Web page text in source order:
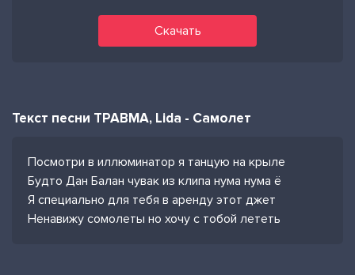
Скачать
Текст песни ТРАВМА, Lida - Самолет
Посмотри в иллюминатор я танцую на крыле
Будто Дан Балан чувак из клипа нума нума ё
Я специально для тебя в аренду этот джет
Ненавижу сомолеты но хочу с тобой лететь